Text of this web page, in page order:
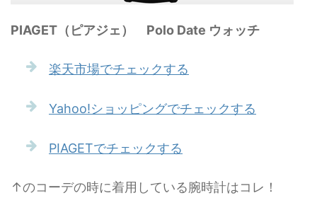
PIAGET（ピアジェ） Polo Date ウォッチ
楽天市場でチェックする
Yahoo!ショッピングでチェックする
PIAGETでチェックする
↑のコーデの時に着用している腕時計はコレ！